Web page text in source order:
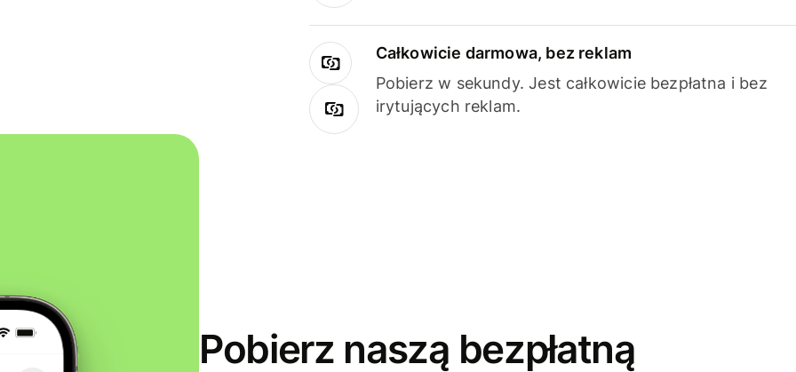
Całkowicie darmowa, bez reklam
Pobierz w sekundy. Jest całkowicie bezpłatna i bez
irytujących reklam.
Pobierz naszą bezpłatną